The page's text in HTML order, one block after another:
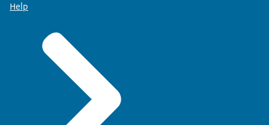
Help